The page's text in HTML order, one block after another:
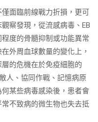
面臨前線戰力折損，更可
察發現，從流感病毒、EB
度的骨髓抑制或功能異常
外周血球數量的變化上，
的危機在於免疫細胞的
人、協同作戰、記憶病原
某些病毒感染後，患者會
不致病的微生物也失去抵